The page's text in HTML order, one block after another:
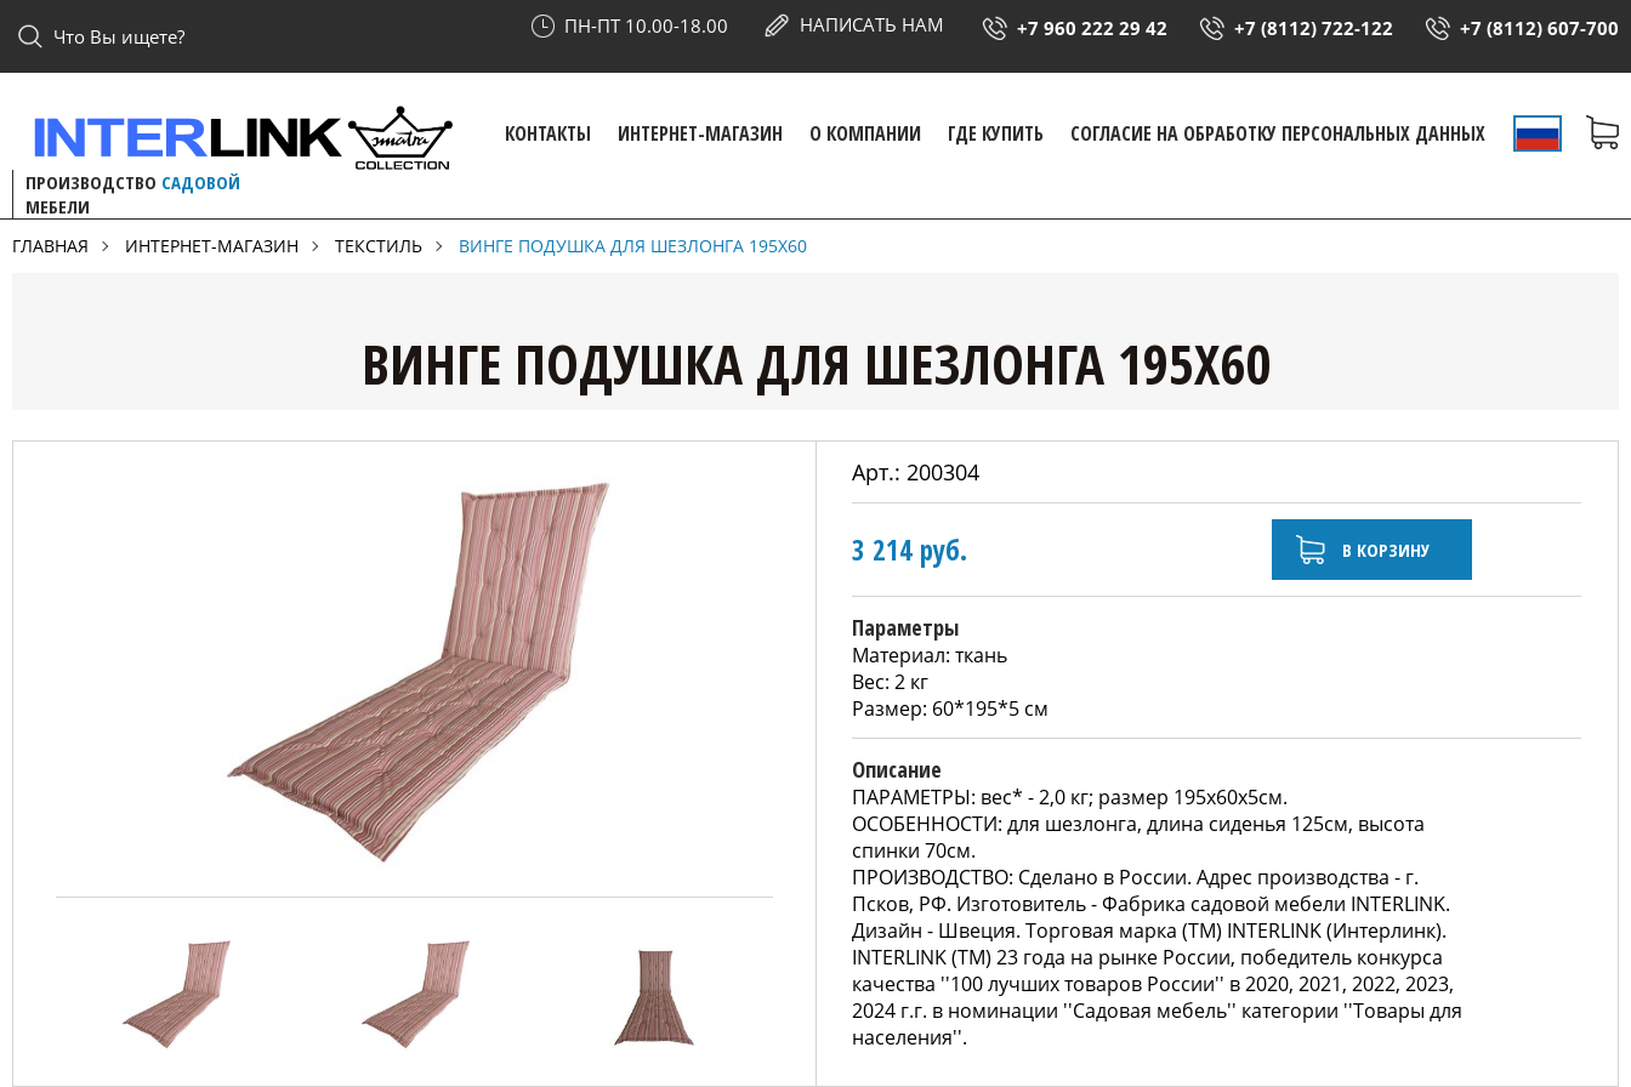
Что Вы ищете? ПН-ПТ 10.00-18.00 НАПИСАТЬ НАМ +7 960 222 29 42 +7 (8112) 722-122 +7 (8112) 607-700
ПРОИЗВОДСТВО САДОВОЙ
МЕБЕЛИ
КОНТАКТЫ ИНТЕРНЕТ-МАГАЗИН О КОМПАНИИ ГДЕ КУПИТЬ СОГЛАСИЕ НА ОБРАБОТКУ ПЕРСОНАЛЬНЫХ ДАННЫХ
ГЛАВНАЯ ИНТЕРНЕТ-МАГАЗИН ТЕКСТИЛЬ ВИНГЕ ПОДУШКА ДЛЯ ШЕЗЛОНГА 195Х60
ВИНГЕ ПОДУШКА ДЛЯ ШЕЗЛОНГА 195Х60
Арт.: 200304
3 214 руб. В КОРЗИНУ
Параметры
Материал: ткань
Вес: 2 кг
Размер: 60*195*5 см
Описание
ПАРАМЕТРЫ: вес* - 2,0 кг; размер 195х60х5см.
ОСОБЕННОСТИ: для шезлонга, длина сиденья 125см, высота
спинки 70см.
ПРОИЗВОДСТВО: Сделано в России. Адрес производства - г.
Псков, РФ. Изготовитель - Фабрика садовой мебели INTERLINK.
Дизайн - Швеция. Торговая марка (ТМ) INTERLINK (Интерлинк).
INTERLINK (ТМ) 23 года на рынке России, победитель конкурса
качества ''100 лучших товаров России'' в 2020, 2021, 2022, 2023,
2024 г.г. в номинации ''Садовая мебель'' категории ''Товары для
населения''.